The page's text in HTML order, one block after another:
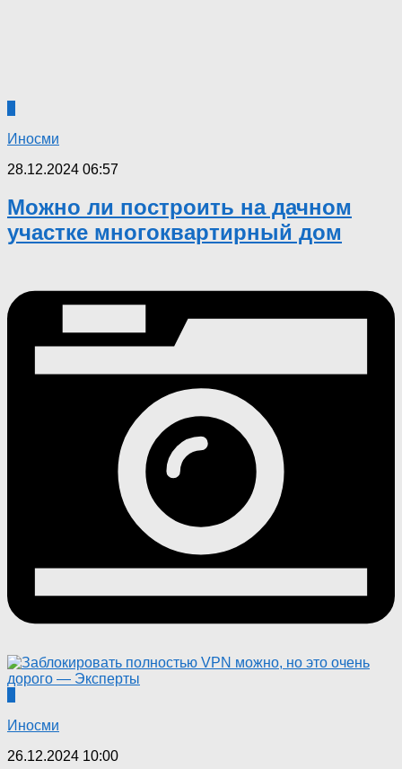
Иносми
28.12.2024 06:57
Можно ли построить на дачном
участке многоквартирный дом
Иносми
26.12.2024 10:00